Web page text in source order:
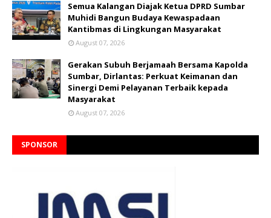
Semua Kalangan Diajak Ketua DPRD Sumbar
Muhidi Bangun Budaya Kewaspadaan
Kantibmas di Lingkungan Masyarakat
August 07, 2026
Gerakan Subuh Berjamaah Bersama Kapolda
Sumbar, Dirlantas: Perkuat Keimanan dan
Sinergi Demi Pelayanan Terbaik kepada
Masyarakat
August 07, 2026
SPONSOR